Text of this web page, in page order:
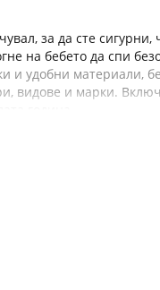
за да сте
на бебето да спи
и удобни материали,
видове и марки.